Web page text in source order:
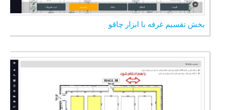
بخش تقسیم غرفه با ابزار چاقو